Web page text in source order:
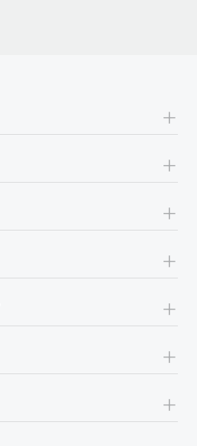
+
+
+
+
+
+
+